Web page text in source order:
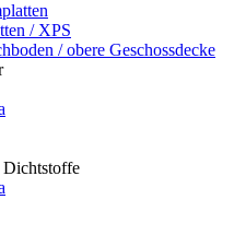
/ XPS
/ obere Geschossdecke
Dichtstoffe